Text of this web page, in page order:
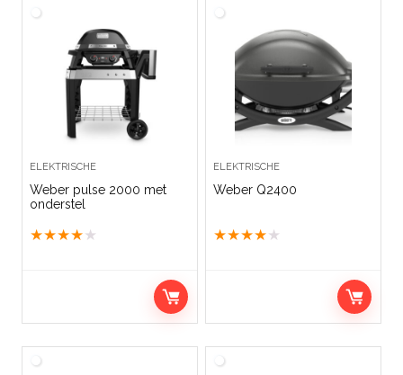
ELEKTRISCHE
Weber pulse 2000 met
onderstel
★★★★ ★
ELEKTRISCHE
Weber Q2400
★★★★ ★